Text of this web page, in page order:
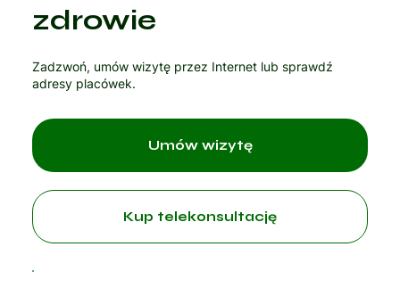
zdrowie
Zadzwoń, umów wizytę przez Internet lub sprawdź
adresy placówek.
Kup telekonsultację
Umów wizytę